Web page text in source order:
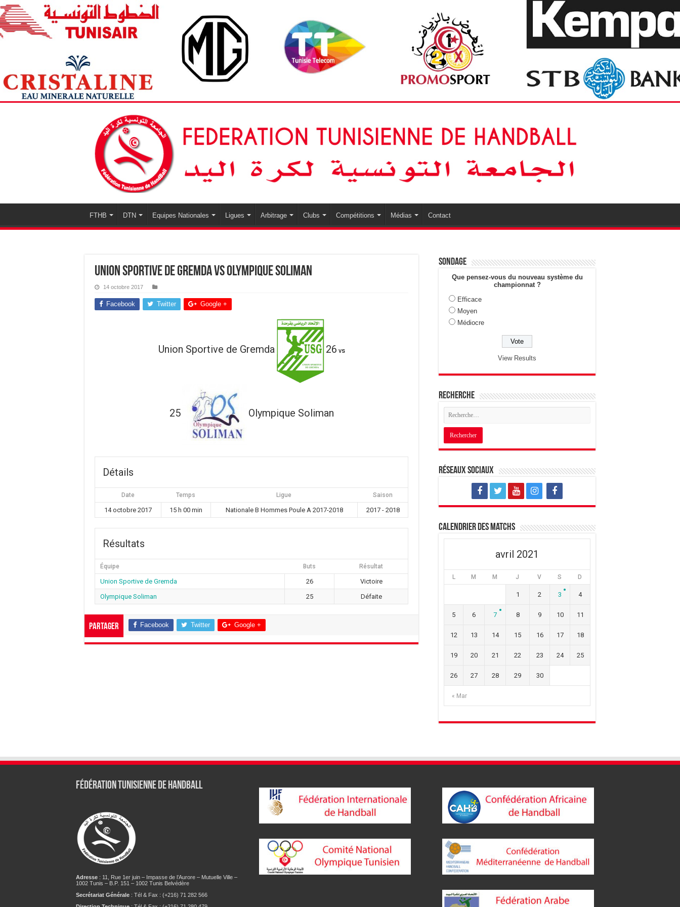
FTHB DTN Equipes Nationales Ligues Arbitrage Clubs Compétitions Médias Contact
Union Sportive de Gremda vs Olympique Soliman
14 octobre 2017
Facebook Twitter Google +
Union Sportive de Gremda 26 vs
25 Olympique Soliman
Détails
Date Temps Ligue Saison
14 octobre 2017 15 h 00 min Nationale B Hommes Poule A 2017-2018 2017 - 2018
Résultats
Équipe Buts Résultat
Union Sportive de Gremda 26
Victoire
Olympique Soliman
25 Défaite
Partager Facebook Twitter Google +
Sondage
Que pensez-vous du nouveau système du
championnat ?
Efficace
Moyen
Médiocre
View Results
Recherche
Réseaux sociaux
Calendrier des matchs
avril 2021
L M M J V S D
« Mar
1 2 3 4
5 6 7 8 9 10 11
12 13 14 15 16 17 18
19 20 21 22 23 24 25
26 27 28 29 30
Fédération tunisienne de Handball
Adresse: 11, Rue 1er juin – Impasse de l’Aurore – Mutuelle Ville –
1002 Tunis – B.P. 151 – 1002 Tunis Belvédère
Secrétariat Générale: Tél & Fax : (+216) 71 282 566